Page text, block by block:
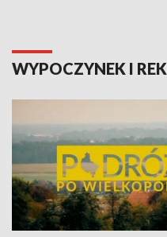
WYPOCZYNEK I